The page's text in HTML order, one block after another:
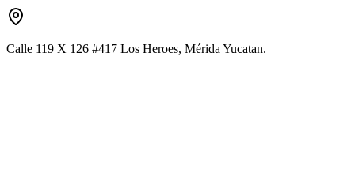
Calle 119 X 126 #417 Los Heroes, Mérida Yucatan.